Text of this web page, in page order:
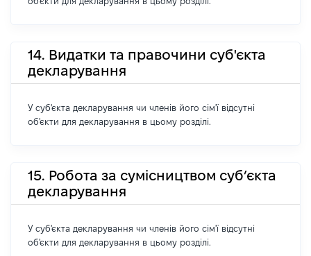
14. Видатки та правочини суб'єкта
декларування
У суб'єкта декларування чи членів його сім'ї відсутні
об'єкти для декларування в цьому розділі.
15. Робота за сумісництвом суб’єкта
декларування
У суб'єкта декларування чи членів його сім'ї відсутні
об'єкти для декларування в цьому розділі.